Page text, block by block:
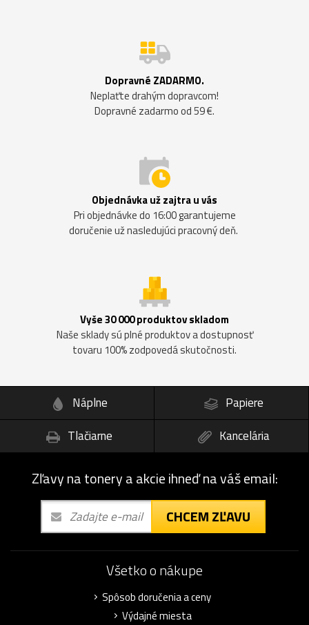
Dopravné ZADARMO.
Neplaťte drahým dopravcom!
Dopravné zadarmo od 59 €.
Objednávka už zajtra u vás
Pri objednávke do 16:00 garantujeme
doručenie už nasledujúci pracovný deň.
Vyše 30 000 produktov skladom
Naše sklady sú plné produktov a dostupnosť
tovaru 100% zodpovedá skutočnosti.
Náplne
Papiere
Tlačiarne
Kancelária
Zľavy na tonery a akcie ihneď na váš email:
CHCEM ZĽAVU
Všetko o nákupe
Spôsob doručenia a ceny
Výdajné miesta